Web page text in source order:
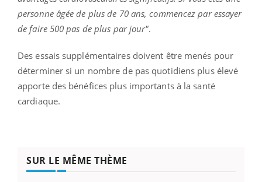
personne âgée de plus de 70 ans, commencez par essayer
de faire 500 pas de plus par jour".
Des essais supplémentaires doivent être menés pour
déterminer si un nombre de pas quotidiens plus élevé
apporte des bénéfices plus importants à la santé
cardiaque.
SUR LE MÊME THÈME